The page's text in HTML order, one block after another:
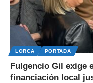
LORCA PORTADA
Fulgencio Gil exige
financiación local